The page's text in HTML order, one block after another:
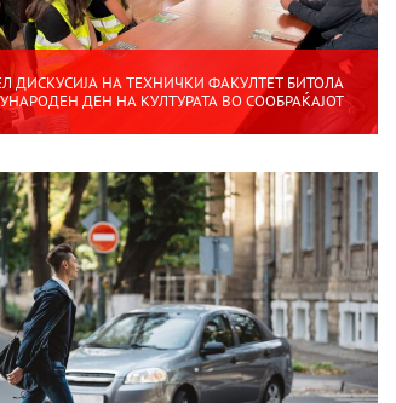
ДИСКУСИЈА НА ТЕХНИЧКИ ФАКУЛТЕТ БИТОЛА
ДЕН НА КУЛТУРАТА ВО СООБРАЌАЈОТ